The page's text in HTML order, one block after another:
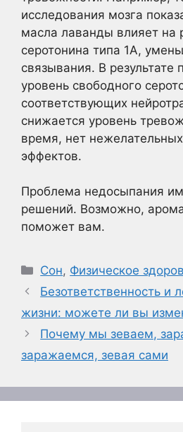
исследования мозга
масла лаванды влияет на
серотонина типа 1A,
связывания. В результате
уровень свободного
соответствующих
снижается уровень
время, нет
эффектов.
Проблема недосыпания
решений. Возможно,
поможет вам.
Рубрики
Сон, Физическое
Безответственность и
жизни: можете ли вы
Почему мы зеваем,
заражаемся, зевая сами